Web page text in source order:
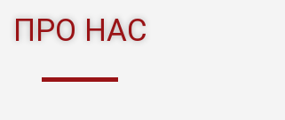
ПРО НАС